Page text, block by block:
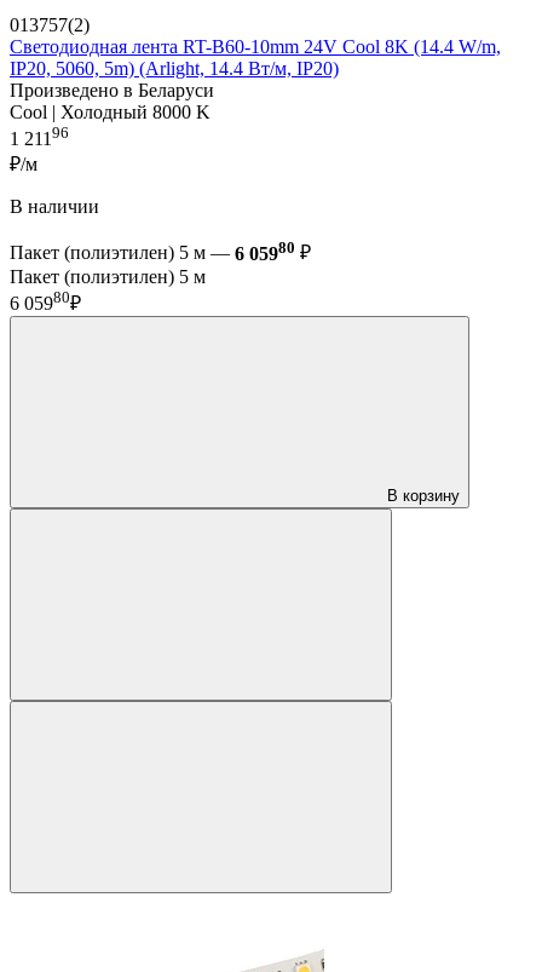
013757(2)
Светодиодная лента RT-B60-10mm 24V Cool 8K (14.4 W/m,
IP20, 5060, 5m) (Arlight, 14.4 Вт/м, IP20)
Произведено в Беларуси
Cool | Холодный 8000 K
1 21196
₽/м
В наличии
Пакет (полиэтилен) 5 м — 6 05980 ₽
Пакет (полиэтилен) 5 м
6 05980₽
В корзину